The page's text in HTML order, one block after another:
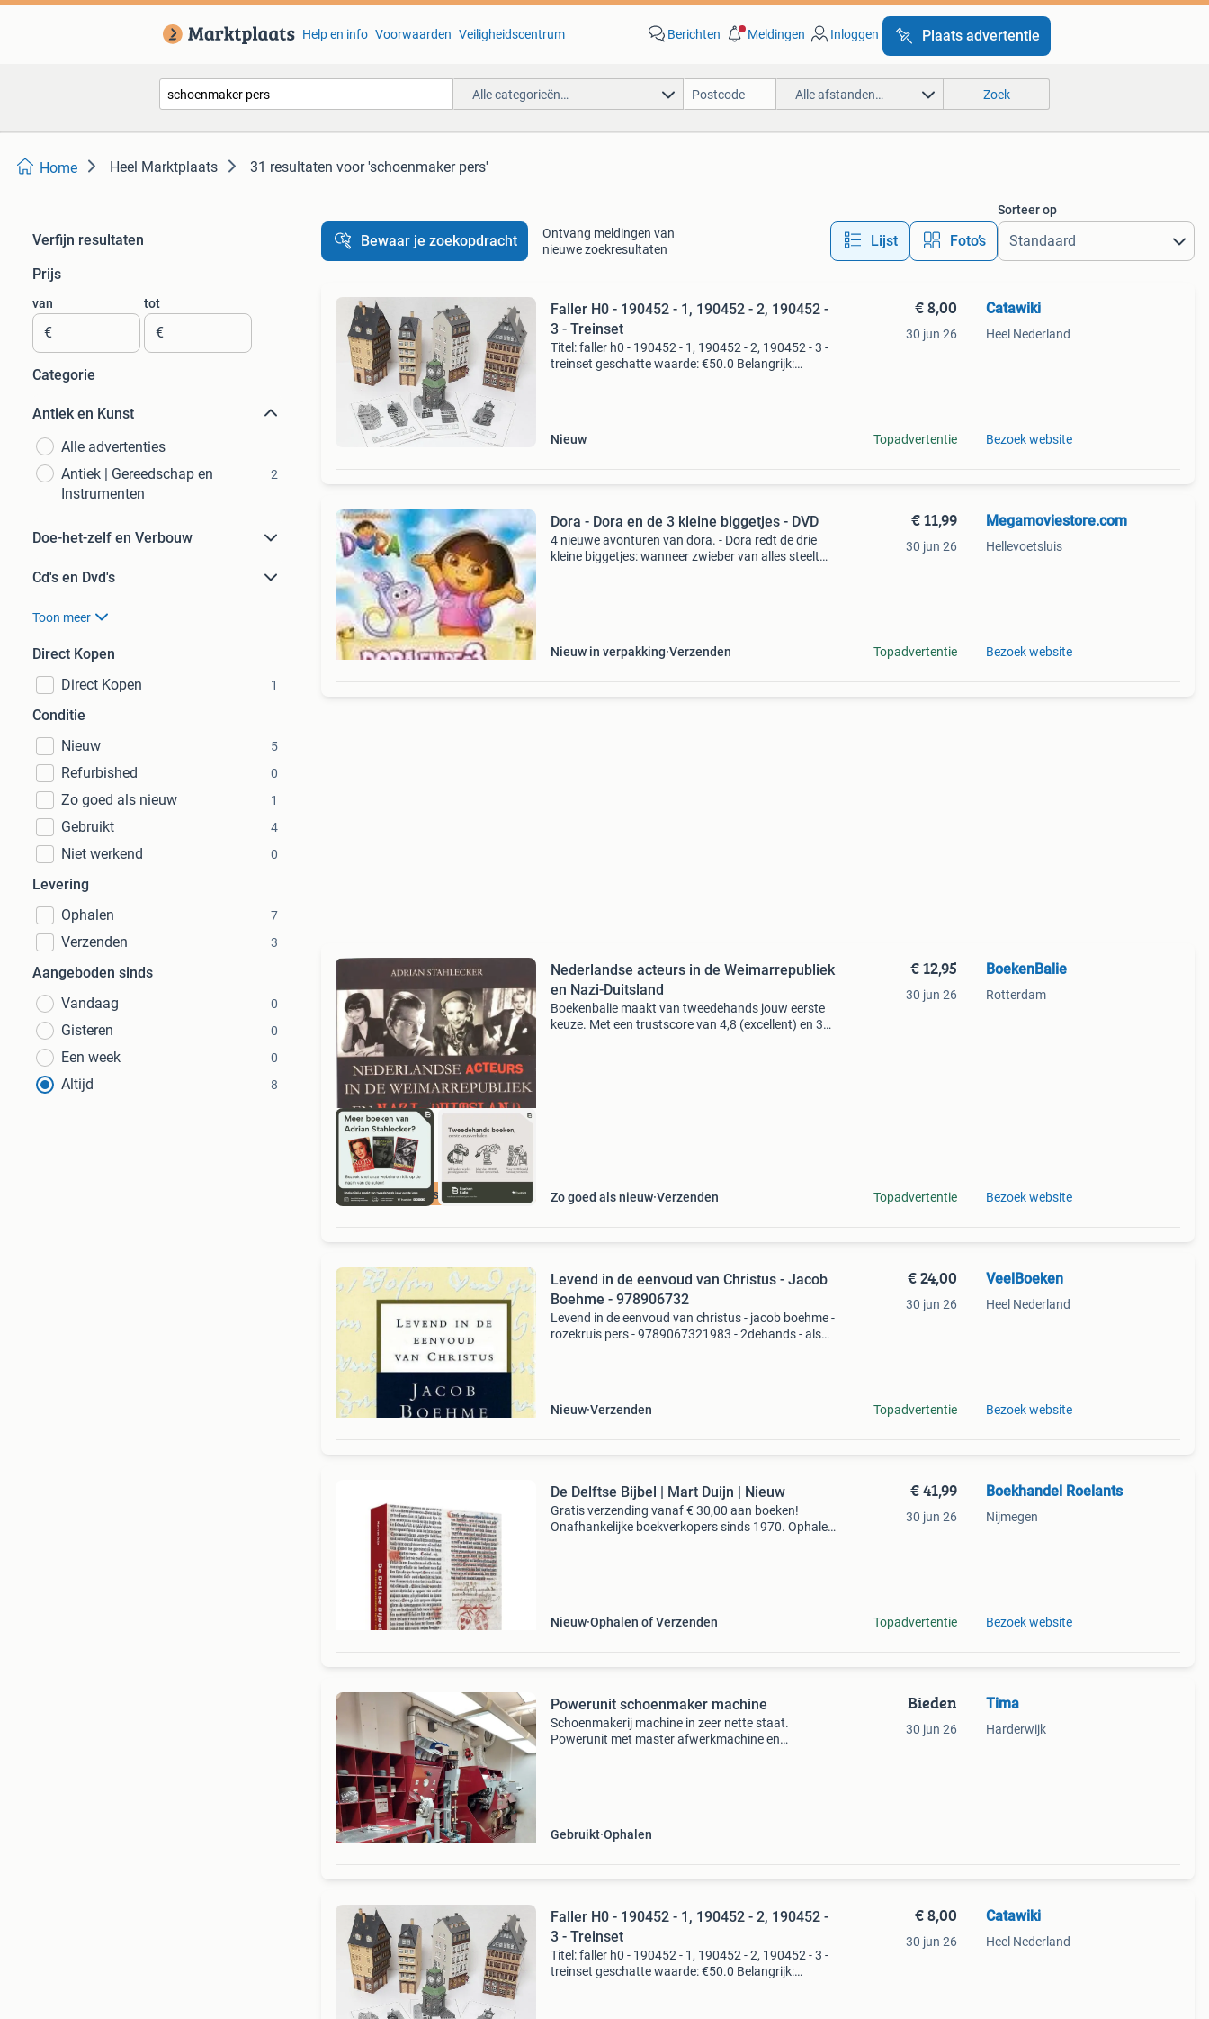
Help en info Voorwaarden Veiligheidscentrum Berichten Meldingen Inloggen Plaats advertentie
Alle categorieën… Alle afstanden… Zoek
Home Heel Marktplaats 31 resultaten voor 'schoenmaker pers'
Verfijn resultaten
Prijs
van
€
tot
€
Categorie
Antiek en Kunst
Alle advertenties
Antiek | Gereedschap en
Instrumenten
2
Doe-het-zelf en Verbouw
Cd's en Dvd's
Toon meer
Direct Kopen
Direct Kopen
1
Conditie
Nieuw
5
Refurbished 0
Zo goed als nieuw 1
Gebruikt 4
Niet werkend 0
Levering
Ophalen
7
Verzenden 3
Aangeboden sinds
Vandaag
0
Gisteren 0
Een week 0
Altijd 8
Bewaar je zoekopdracht
Ontvang meldingen van
nieuwe zoekresultaten
Lijst Foto’s
Sorteer op
Faller H0 - 190452 - 1, 190452 - 2, 190452 -
3 - Treinset
Titel: faller h0 - 190452 - 1, 190452 - 2, 190452 - 3 -
treinset geschatte waarde: €50.0 Belangrijk:
Nieuw
€ 8,00
30 jun 26
Topadvertentie
Catawiki
Heel Nederland
Bezoek website
Dora - Dora en de 3 kleine biggetjes - DVD
4 nieuwe avonturen van dora. - Dora redt de drie
kleine biggetjes: wanneer zwieber van alles steelt
Nieuw in verpakking Verzenden
€ 11,99
30 jun 26
Topadvertentie
Megamoviestore.com
Hellevoetsluis
Bezoek website
Scherpste prijs
Nederlandse acteurs in de Weimarrepubliek
en Nazi-Duitsland
Boekenbalie maakt van tweedehands jouw eerste
keuze. Met een trustscore van 4,8 (excellent) en 30
Zo goed als nieuw Verzenden
€ 12,95
30 jun 26
Topadvertentie
BoekenBalie
Rotterdam
Bezoek website
Levend in de eenvoud van Christus - Jacob
Boehme - 978906732
Levend in de eenvoud van christus - jacob boehme -
rozekruis pers - 9789067321983 - 2dehands - als
Nieuw Verzenden
€ 24,00
30 jun 26
Topadvertentie
VeelBoeken
Heel Nederland
Bezoek website
De Delftse Bijbel | Mart Duijn | Nieuw
Gratis verzending vanaf € 30,00 aan boeken!
Onafhankelijke boekverkopers sinds 1970. Ophalen
Nieuw Ophalen of Verzenden
€ 41,99
30 jun 26
Topadvertentie
Boekhandel Roelants
Nijmegen
Bezoek website
Powerunit schoenmaker machine
Schoenmakerij machine in zeer nette staat.
Powerunit met master afwerkmachine en
Gebruikt Ophalen
Bieden
30 jun 26
Tima
Harderwijk
Faller H0 - 190452 - 1, 190452 - 2, 190452 -
3 - Treinset
Titel: faller h0 - 190452 - 1, 190452 - 2, 190452 - 3 -
treinset geschatte waarde: €50.0 Belangrijk:
€ 8,00
30 jun 26
Catawiki
Heel Nederland